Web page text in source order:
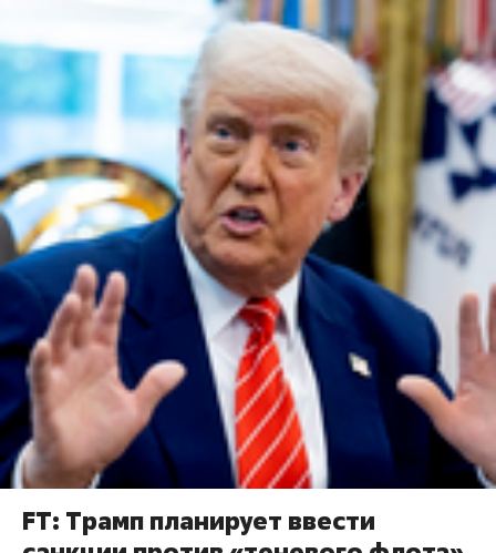
FT: Трамп планирует ввести